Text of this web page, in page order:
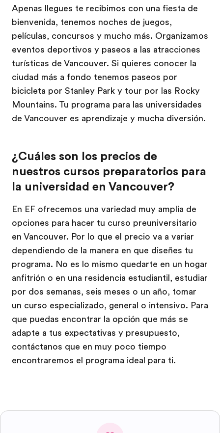
Apenas llegues te recibimos con una fiesta de
bienvenida, tenemos noches de juegos,
películas, concursos y mucho más. Organizamos
eventos deportivos y paseos a las atracciones
turísticas de Vancouver. Si quieres conocer la
ciudad más a fondo tenemos paseos por
bicicleta por Stanley Park y tour por las Rocky
Mountains. Tu programa para las universidades
de Vancouver es aprendizaje y mucha diversión.
¿Cuáles son los precios de
nuestros cursos preparatorios para
la universidad en Vancouver?
En EF ofrecemos una variedad muy amplia de
opciones para hacer tu curso preuniversitario
en Vancouver. Por lo que el precio va a variar
dependiendo de la manera en que diseñes tu
programa. No es lo mismo quedarte en un hogar
anfitrión o en una residencia estudiantil, estudiar
por dos semanas, seis meses o un año, tomar
un curso especializado, general o intensivo. Para
que puedas encontrar la opción que más se
adapte a tus expectativas y presupuesto,
contáctanos que en muy poco tiempo
encontraremos el programa ideal para ti.